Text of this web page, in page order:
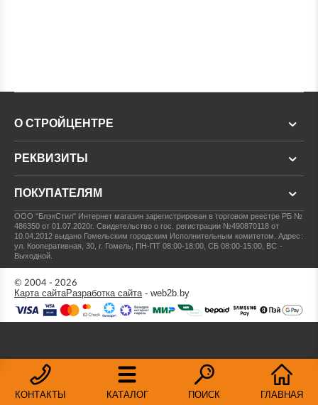
КОНТАКТЫ КАТАЛОГ ПОИСК ГЛАВНАЯ
О СТРОЙЦЕНТРЕ
РЕКВИЗИТЫ
ПОКУПАТЕЛЯМ
ООО "БлэкСтил" Интернет магазин зарегистрирован в торговом реестре РБ №
486350 от 01.07.2020г.Свидетельство о гос. регистрации №490870118 от
10.04.2012 выдано Гомельским городским Исполнительным комитетом.Адрес:
ул. Кооперативная, 30, г. Гомель; ПН-ПТ 08:00-18:00, СБ 08:00-15:00, ВС -
Выходной.
© 2004 - 2026
Карта сайтаРазработка сайта- web2b.by